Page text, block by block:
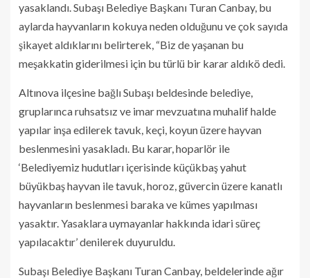
yasaklandı. Subaşı Belediye Başkanı Turan Canbay, bu
aylarda hayvanların kokuya neden olduğunu ve çok sayıda
şikayet aldıklarını belirterek, “Biz de yaşanan bu
meşakkatin giderilmesi için bu türlü bir karar aldıkö dedi.
Altınova ilçesine bağlı Subaşı beldesinde belediye,
gruplarınca ruhsatsız ve imar mevzuatına muhalif halde
yapılar inşa edilerek tavuk, keçi, koyun üzere hayvan
beslenmesini yasakladı. Bu karar, hoparlör ile
‘Belediyemiz hudutları içerisinde küçükbaş yahut
büyükbaş hayvan ile tavuk, horoz, güvercin üzere kanatlı
hayvanların beslenmesi baraka ve kümes yapılması
yasaktır. Yasaklara uymayanlar hakkında idari süreç
yapılacaktır’ denilerek duyuruldu.
Subaşı Belediye Başkanı Turan Canbay, beldelerinde ağır